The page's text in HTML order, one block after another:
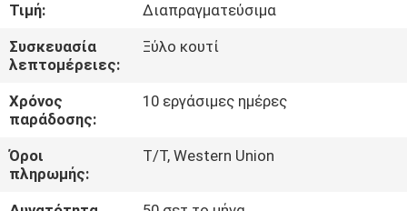
ΈΛΕΓΧΟΣ
ΕΠΑΦΉ
ΝΈΑ
ΌΛΕΣ
Τιμή:
Διαπραγματεύσιμα
Συσκευασία
λεπτομέρειες:
Ξύλο κουτί
Χρόνος
παράδοσης:
10 εργάσιμες ημέρες
Όροι
πληρωμής:
T/T, Western Union